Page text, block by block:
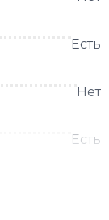
Есть
Нет
Есть